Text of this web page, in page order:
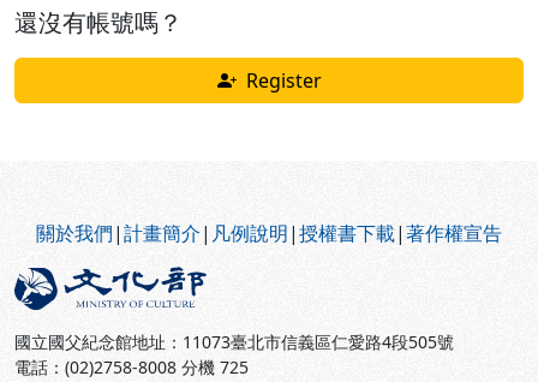
還沒有帳號嗎？
Register
關於我們|計畫簡介| 凡例說明|授權書下載|著作權宣告
國立國父紀念館地址：11073臺北市信義區仁愛路4段505號
電話：(02)2758-8008 分機 725